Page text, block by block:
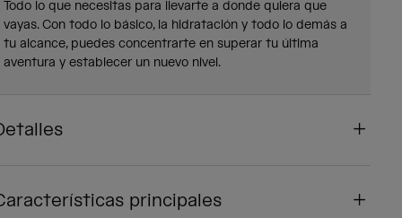
Todo lo que necesitas para llevarte a donde quiera que
vayas. Con todo lo básico, la hidratación y todo lo demás a
tu alcance, puedes concentrarte en superar tu última
aventura y establecer un nuevo nivel.
principales